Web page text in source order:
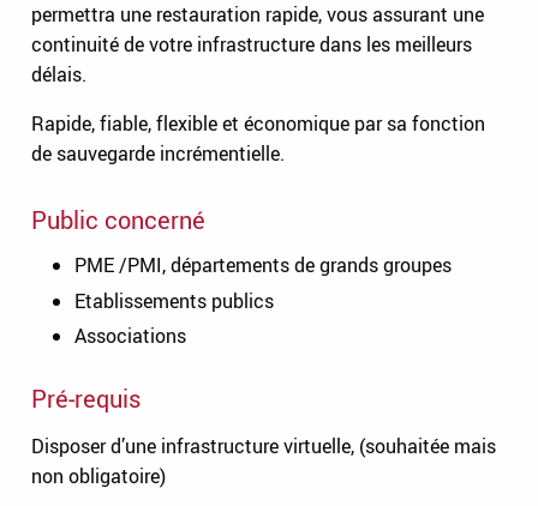
permettra une restauration rapide, vous assurant une
continuité de votre infrastructure dans les meilleurs
délais.
Rapide, fiable, flexible et économique par sa fonction
de sauvegarde incrémentielle.
Public concerné
PME /PMI, départements de grands groupes
Etablissements publics
Associations
Pré-requis
Disposer d’une infrastructure virtuelle, (souhaitée mais
non obligatoire)